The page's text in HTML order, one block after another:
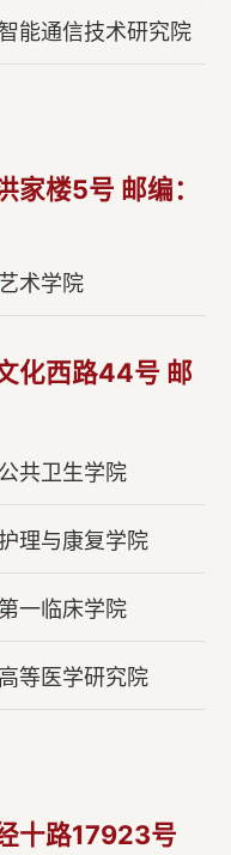
智能通信技术研究院
家楼5号 邮编：
艺术学院
化西路44号 邮
公共卫生学院
理与康复学院
第一临床学院
高等医学研究院
十路17923号